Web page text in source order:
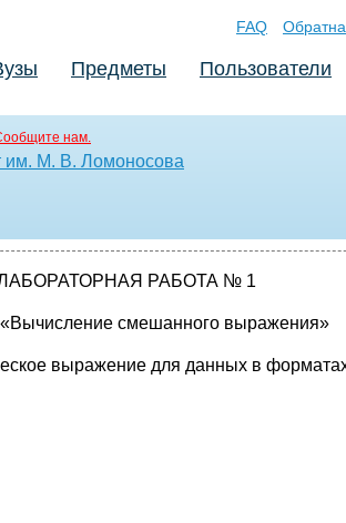
FAQ
Предметы Пользователи
нам.
им. М. В. Ломоносова
РАБОТА № 1
смешанного выражения»
выражение для данных в